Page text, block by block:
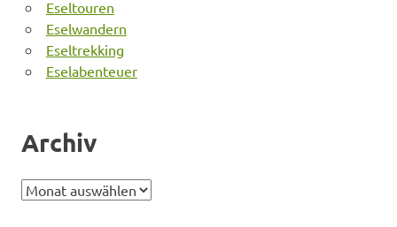
Eseltouren
Eselwandern
Eseltrekking
Eselabenteuer
Archiv
Archiv